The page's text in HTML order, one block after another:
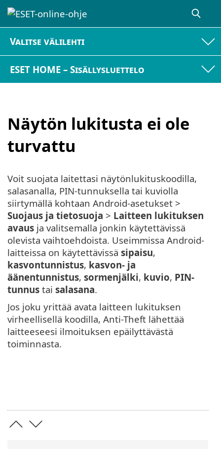
Valitse välilehti
ESET HOME – Sisällysluettelo
Näytön lukitusta ei ole
turvattu
Voit suojata laitettasi näytönlukituskoodilla,
salasanalla, PIN-tunnuksella tai kuviolla
siirtymällä kohtaan Android-asetukset >
Suojaus ja tietosuoja > Laitteen lukituksen
avaus ja valitsemalla jonkin käytettävissä
olevista vaihtoehdoista. Useimmissa Android-
laitteissa on käytettävissä sipaisu,
kasvontunnistus, kasvon- ja
äänentunnistus, sormenjälki, kuvio, PIN-
tunnus tai salasana.
Jos joku yrittää avata laitteen lukituksen
virheellisellä koodilla, Anti-Theft lähettää
laitteeseesi ilmoituksen epäilyttävästä
toiminnasta.